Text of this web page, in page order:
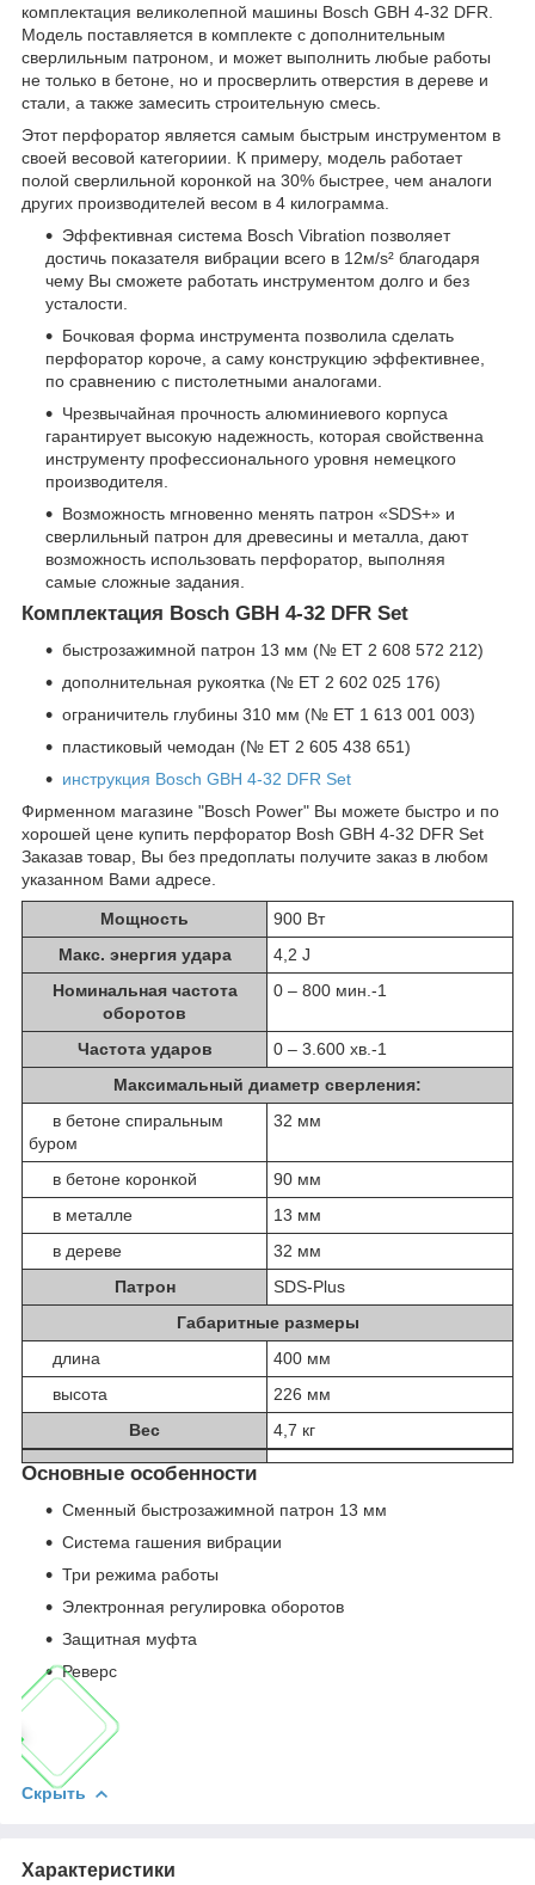
комплектация великолепной машины Bosch GBH 4-32 DFR.
Модель поставляется в комплекте с дополнительным
сверлильным патроном, и может выполнить любые работы
не только в бетоне, но и просверлить отверстия в дереве и
стали, а также замесить строительную смесь.
Этот перфоратор является самым быстрым инструментом в
своей весовой категориии. К примеру, модель работает
полой сверлильной коронкой на 30% быстрее, чем аналоги
других производителей весом в 4 килограмма.
Эффективная система Bosch Vibration позволяет
достичь показателя вибрации всего в 12м/s² благодаря
чему Вы сможете работать инструментом долго и без
усталости.
Бочковая форма инструмента позволила сделать
перфоратор короче, а саму конструкцию эффективнее,
по сравнению с пистолетными аналогами.
Чрезвычайная прочность алюминиевого корпуса
гарантирует высокую надежность, которая свойственна
инструменту профессионального уровня немецкого
производителя.
Возможность мгновенно менять патрон «SDS+» и
сверлильный патрон для древесины и металла, дают
возможность использовать перфоратор, выполняя
самые сложные задания.
Комплектация Bosch GBH 4-32 DFR Set
быстрозажимной патрон 13 мм (№ ET 2 608 572 212)
дополнительная рукоятка (№ ET 2 602 025 176)
ограничитель глубины 310 мм (№ ET 1 613 001 003)
пластиковый чемодан (№ ET 2 605 438 651)
инструкция Bosch GBH 4-32 DFR Set
Фирменном магазине "Bosch Power" Вы можете быстро и по
хорошей цене купить перфоратор Bosh GBH 4-32 DFR Set
Заказав товар, Вы без предоплаты получите заказ в любом
указанном Вами адресе.
Мощность
900 Вт
Макс. энергия удара
4,2 J
Номинальная частота
оборотов
0 – 800 мин.-1
Частота ударов 0 – 3.600 хв.-1
Максимальный диаметр сверления:
в бетоне спиральным
буром
32 мм
в бетоне коронкой
90 мм
в металле
13 мм
в дереве
32 мм
Патрон
SDS-Plus
Габаритные размеры
длина
400 мм
высота
226 мм
Вес
4,7 кг
Основные особенности
Сменный быстрозажимной патрон 13 мм
Система гашения вибрации
Три режима работы
Электронная регулировка оборотов
Защитная муфта
Реверс
Скрыть
Характеристики